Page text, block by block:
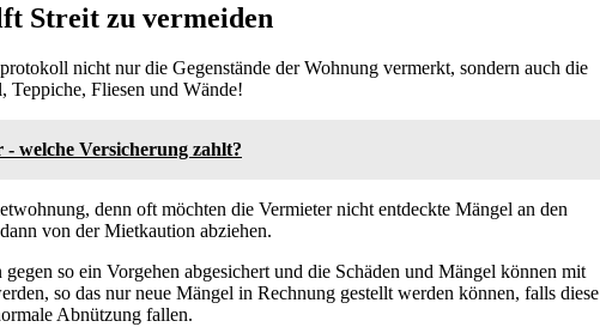
Streit zu vermeiden
nicht nur die Gegenstände der Wohnung vermerkt, sondern auch die
Teppiche, Fliesen und Wände!
- welche Versicherung zahlt?
denn oft möchten die Vermieter nicht entdeckte Mängel an den
von der Mietkaution abziehen.
so ein Vorgehen abgesichert und die Schäden und Mängel können mit
so das nur neue Mängel in Rechnung gestellt werden können, falls diese
Abnützung fallen.